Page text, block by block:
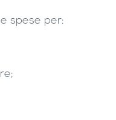
spese per: